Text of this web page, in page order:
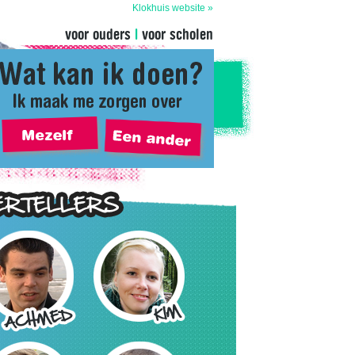
Klokhuis website »
voor ouders | voor scholen